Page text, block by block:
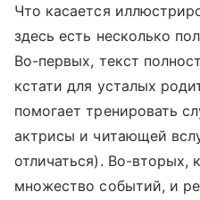
Что касается
здесь есть несколько
Во-первых, текст
кстати для усталых
помогает тренировать
актрисы и читающей
отличаться). Во-вторых,
множество событий, и